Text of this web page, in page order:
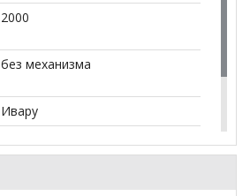
2000
без механизма
Ивару